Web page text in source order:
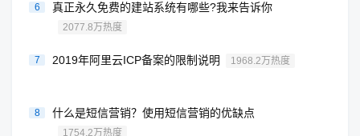
6 真正永久免费的建站系统有哪些?我来告诉你
2077.8万热度
7 2019年阿里云ICP备案的限制说明 1968.2万热度
8 什么是短信营销？使用短信营销的优缺点
1754.2万热度